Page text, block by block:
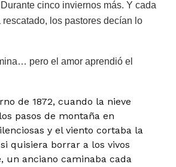
cinco inviernos más. Y cada
los pastores decían lo
pero el amor aprendió el
de 1872, cuando la nieve
pasos de montaña en
y el viento cortaba la
quisiera borrar a los vivos
un anciano caminaba cada